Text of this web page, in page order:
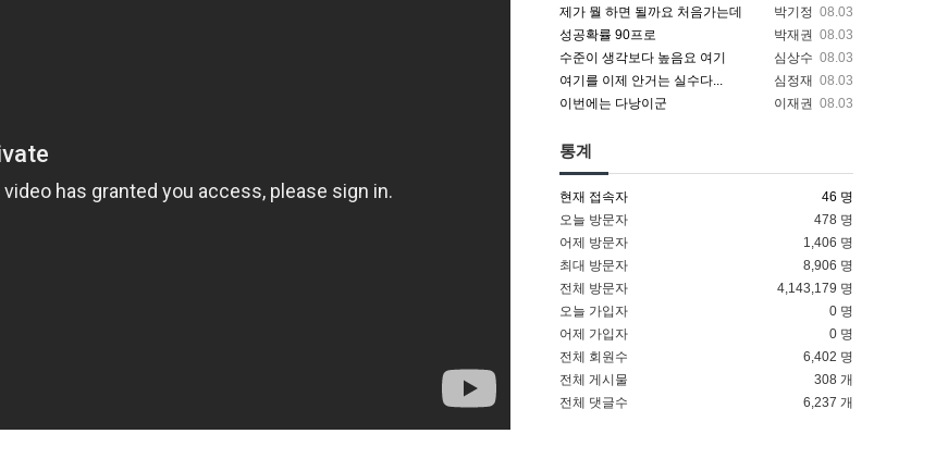
박기정 08.03
제가 뭘 하면 될까요 처음가는데
박재권 08.03
성공확률 90프로
심상수 08.03
수준이 생각보다 높음요 여기
심정재 08.03
여기를 이제 안거는 실수다...
이재권 08.03
이번에는 다낭이군
통계
현재 접속자
46 명
오늘 방문자
478 명
어제 방문자
1,406 명
최대 방문자
8,906 명
전체 방문자
4,143,179 명
오늘 가입자
0 명
어제 가입자
0 명
전체 회원수
6,402 명
전체 게시물
308 개
전체 댓글수
6,237 개